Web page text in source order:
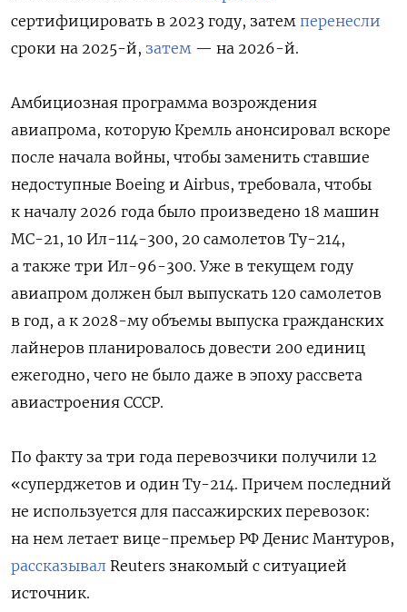
сертифицировать в 2023 году, затем перенесли
сроки на 2025-й, затем — на 2026-й.
Амбициозная программа возрождения
авиапрома, которую Кремль анонсировал вскоре
после начала войны, чтобы заменить ставшие
недоступные Boeing и Airbus, требовала, чтобы
к началу 2026 года было произведено 18 машин
МС-21, 10 Ил-114-300, 20 самолетов Ту-214,
а также три Ил-96-300. Уже в текущем году
авиапром должен был выпускать 120 самолетов
в год, а к 2028-му объемы выпуска гражданских
лайнеров планировалось довести 200 единиц
ежегодно, чего не было даже в эпоху рассвета
авиастроения СССР.
По факту за три года перевозчики получили 12
«суперджетов и один Ту-214. Причем последний
не используется для пассажирских перевозок:
на нем летает вице-премьер РФ Денис Мантуров,
рассказывал Reuters знакомый с ситуацией
источник.